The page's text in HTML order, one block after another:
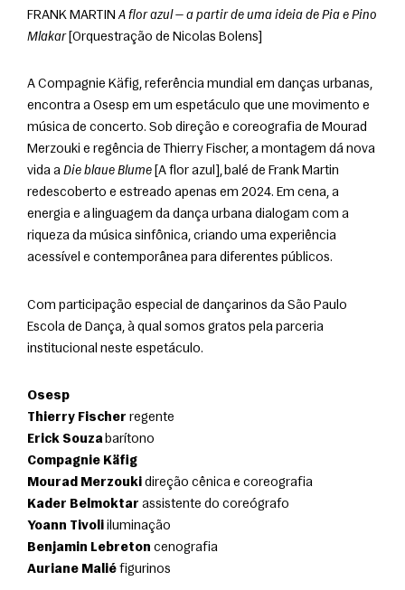
FRANK MARTIN A flor azul — a partir de uma ideia de Pia e Pino
Mlakar [Orquestração de Nicolas Bolens]
A Compagnie Käfig, referência mundial em danças urbanas,
encontra a Osesp em um espetáculo que une movimento e
música de concerto. Sob direção e coreografia de Mourad
Merzouki e regência de Thierry Fischer, a montagem dá nova
vida a Die blaue Blume [A flor azul], balé de Frank Martin
redescoberto e estreado apenas em 2024. Em cena, a
energia e a linguagem da dança urbana dialogam com a
riqueza da música sinfônica, criando uma experiência
acessível e contemporânea para diferentes públicos.
Com participação especial de dançarinos da São Paulo
Escola de Dança, à qual somos gratos pela parceria
institucional neste espetáculo.
Osesp
Thierry Fischer
Erick Souza
Compagnie Käfig
Mourad Merzouki
Kader Belmoktar
Yoann Tivoli
Benjamin Lebreton
Auriane Malié figurinos